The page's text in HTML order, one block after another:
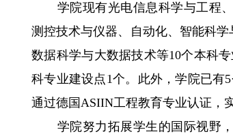
学院现有光电信息科学与工程
测控技术与仪器、自动化、智能科
数据科学与大数据技术等10个本科
科专业建设点1个。此外，学院已有5
通过德国ASIIN工程教育专业认证，
学院努力拓展学生的国际视野